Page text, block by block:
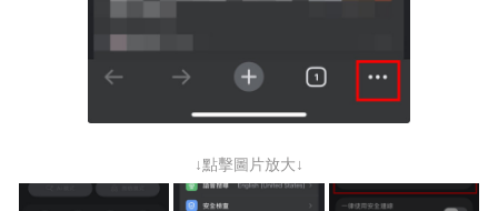
↓點擊圖片放大↓